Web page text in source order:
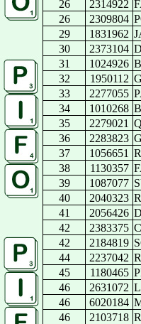
26
2314922
26
2309804
29
1831962
30
2373104
31
1024926
32
1950112
33
2277055
34
1010268
35
2279021
36
2283823
37
1056651
38
1130357
39
1087077
40
2040323
41
2056426
42
2383375
42
2184819
44
2237042
45
1180465
46
2631072
46
6020184
46
2103718